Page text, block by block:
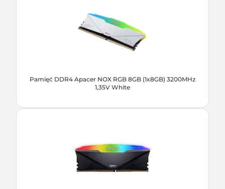
Pamięć DDR4 Apacer NOX RGB 8GB (1x8GB) 3200MHz
1,35V White